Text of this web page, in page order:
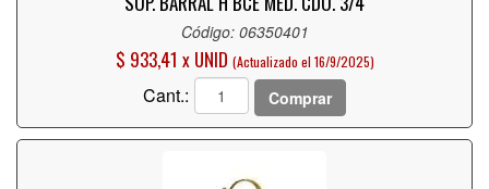
Código: 06350401
$ 933,41 x UNID (Actualizado el 16/9/2025)
Cant.: Comprar